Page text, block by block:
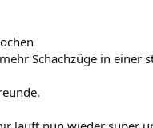
Schachzüge in einer